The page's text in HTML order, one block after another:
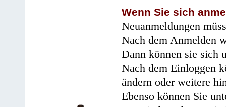
Wenn Sie sich
Neuanmeldungen
Nach dem Anmelden
Dann können sie sich
Nach dem Einloggen
ändern oder weitere
Ebenso können Sie